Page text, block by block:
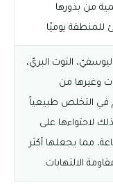
من بذورها
يوميًا
التوت البريّ،
وغيرها من
التخلص طبيعياً
لاحتواءها على
مما يجعلها أكثر
الالتهابات.